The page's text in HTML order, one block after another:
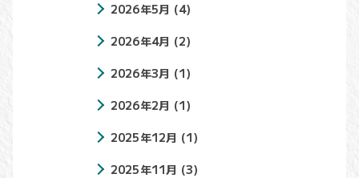
2026年5月 (4)
2026年4月 (2)
2026年3月 (1)
2026年2月 (1)
2025年12月 (1)
2025年11月 (3)